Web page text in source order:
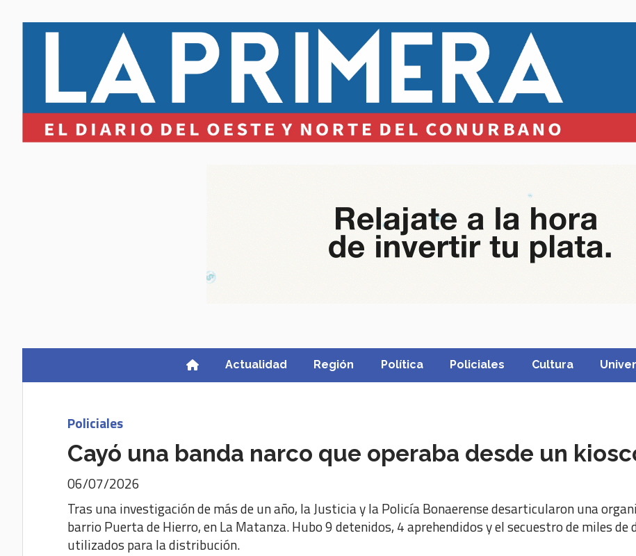
Actualidad Región Política Policiales Cultura
Cayó una banda narco que operaba desde un
Tras una investigación de más de un año, la Justicia y la Policía Bonaerense desarticularon una
barrio Puerta de Hierro, en La Matanza. Hubo 9 detenidos, 4 aprehendidos y el secuestro de miles de
utilizados para la distribución.
Policiales
06/07/2026